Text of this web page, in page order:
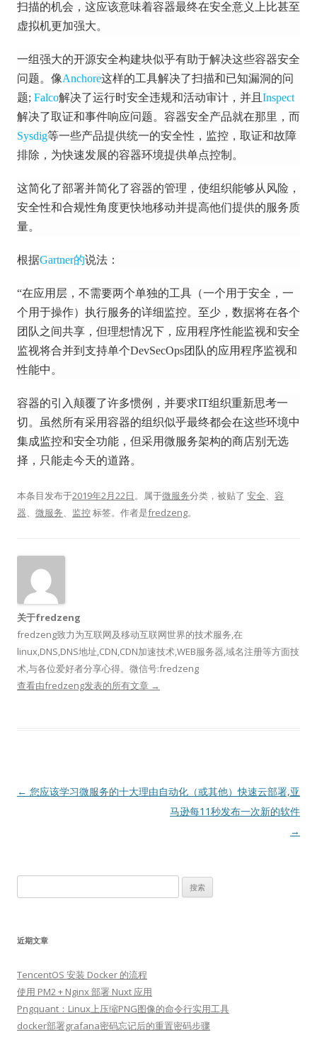
扫描的机会，这应该意味着容器最终在安全意义上比甚至
虚拟机更加强大。
一组强大的开源安全构建块似乎有助于解决这些容器安全
问题。 像Anchore这样的工具解决了扫描和已知漏洞的问
题; Falco解决了运行时安全违规和活动审计，并且 Inspect
解决了取证和事件响应问题。 容器安全产品就在那里，而
Sysdig等一些产品提供统一的安全性，监控，取证和故障
排除，为快速发展的容器环境提供单点控制。
这简化了部署并简化了容器的管理，使组织能够从风险，
安全性和合规性角度更快地移动并提高他们提供的服务质
量。
根据Gartner的说法 ：
“在应用层，不需要两个单独的工具（一个用于安全，一
个用于操作）执行服务的详细监控。 至少，数据将在各个
团队之间共享，但理想情况下，应用程序性能监视和安全
监视将合并到支持单个DevSecOps团队的应用程序监视和
性能中。
容器的引入颠覆了许多惯例，并要求IT组织重新思考一
切。
虽然所有采用容器的组织似乎最终都会在这些环境中
集成监控和安全功能，但采用微服务架构的商店别无选
择，只能走今天的道路。
本条目发布于2019年2月22日。属于微服务分类，被贴了 安全、 容
器、 微服务、 监控标签。 作者是fredzeng。
关于fredzeng
fredzeng致力为互联网及移动互联网世界的技术服务,在
linux,DNS,DNS地址,CDN,CDN加速技术,WEB服务器,域名注册等方面技
术,与各位爱好者分享心得。微信号:fredzeng
查看由fredzeng发表的所有文章 →
文
← 您应该学习微服务的十大理由自动化（或其他）快速云部署,亚
马逊每11秒发布一次新的软件
→
索：
近期文章
TencentOS 安装 Docker 的流程
使用 PM2 + Nginx 部署 Nuxt 应用
Pngquant：Linux上压缩PNG图像的命令行实用工具
docker部署grafana密码忘记后的重置密码步骤